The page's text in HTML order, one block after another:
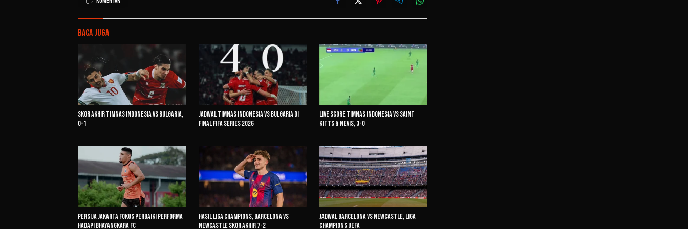
Baca Juga
Skor Akhir Timnas Indonesia vs Bulgaria,
0-1
Jadwal Timnas Indonesia vs Bulgaria di
Final FIFA Series 2026
Live Score Timnas Indonesia vs Saint
Kitts & Nevis, 3-0
Persija Jakarta Fokus Perbaiki Performa
Hadapi Bhayangkara FC
Hasil Liga Champions, Barcelona vs
Newcastle Skor Akhir 7-2
Jadwal Barcelona vs Newcastle, Liga
Champions UEFA